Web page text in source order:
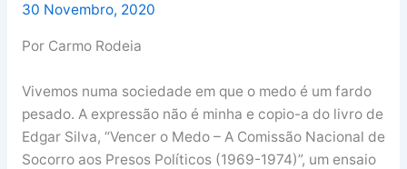
30 Novembro, 2020
Por Carmo Rodeia
Vivemos numa sociedade em que o medo é um fardo
pesado. A expressão não é minha e copio-a do livro de
Edgar Silva, “Vencer o Medo – A Comissão Nacional de
Socorro aos Presos Políticos (1969-1974)”, um ensaio